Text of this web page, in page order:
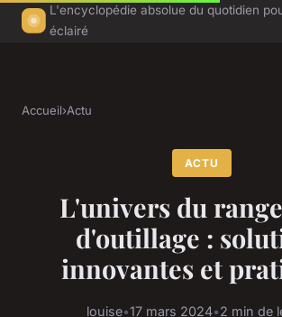
L'encyclopédie absolue du quotidien
éclairé
Accueil›Actu
ACTU
L'univers du
d'outillage :
innovantes et
louise•17 mars 2024•2 min de